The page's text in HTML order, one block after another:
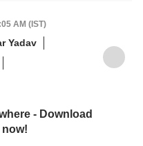
AM (IST)
Yadav
- Download
now!